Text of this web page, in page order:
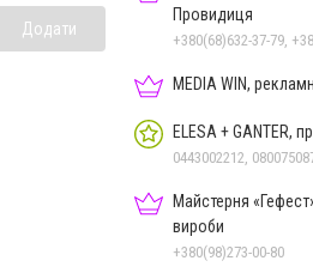
Додати
Провидиця
+380(68)632-37-79,
MEDIA WIN,
0443002212,
Майстерня
вироби
+380(98)273-00-80